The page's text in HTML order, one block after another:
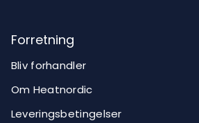
Forretning
Bliv forhandler
Om Heatnordic
Leveringsbetingelser